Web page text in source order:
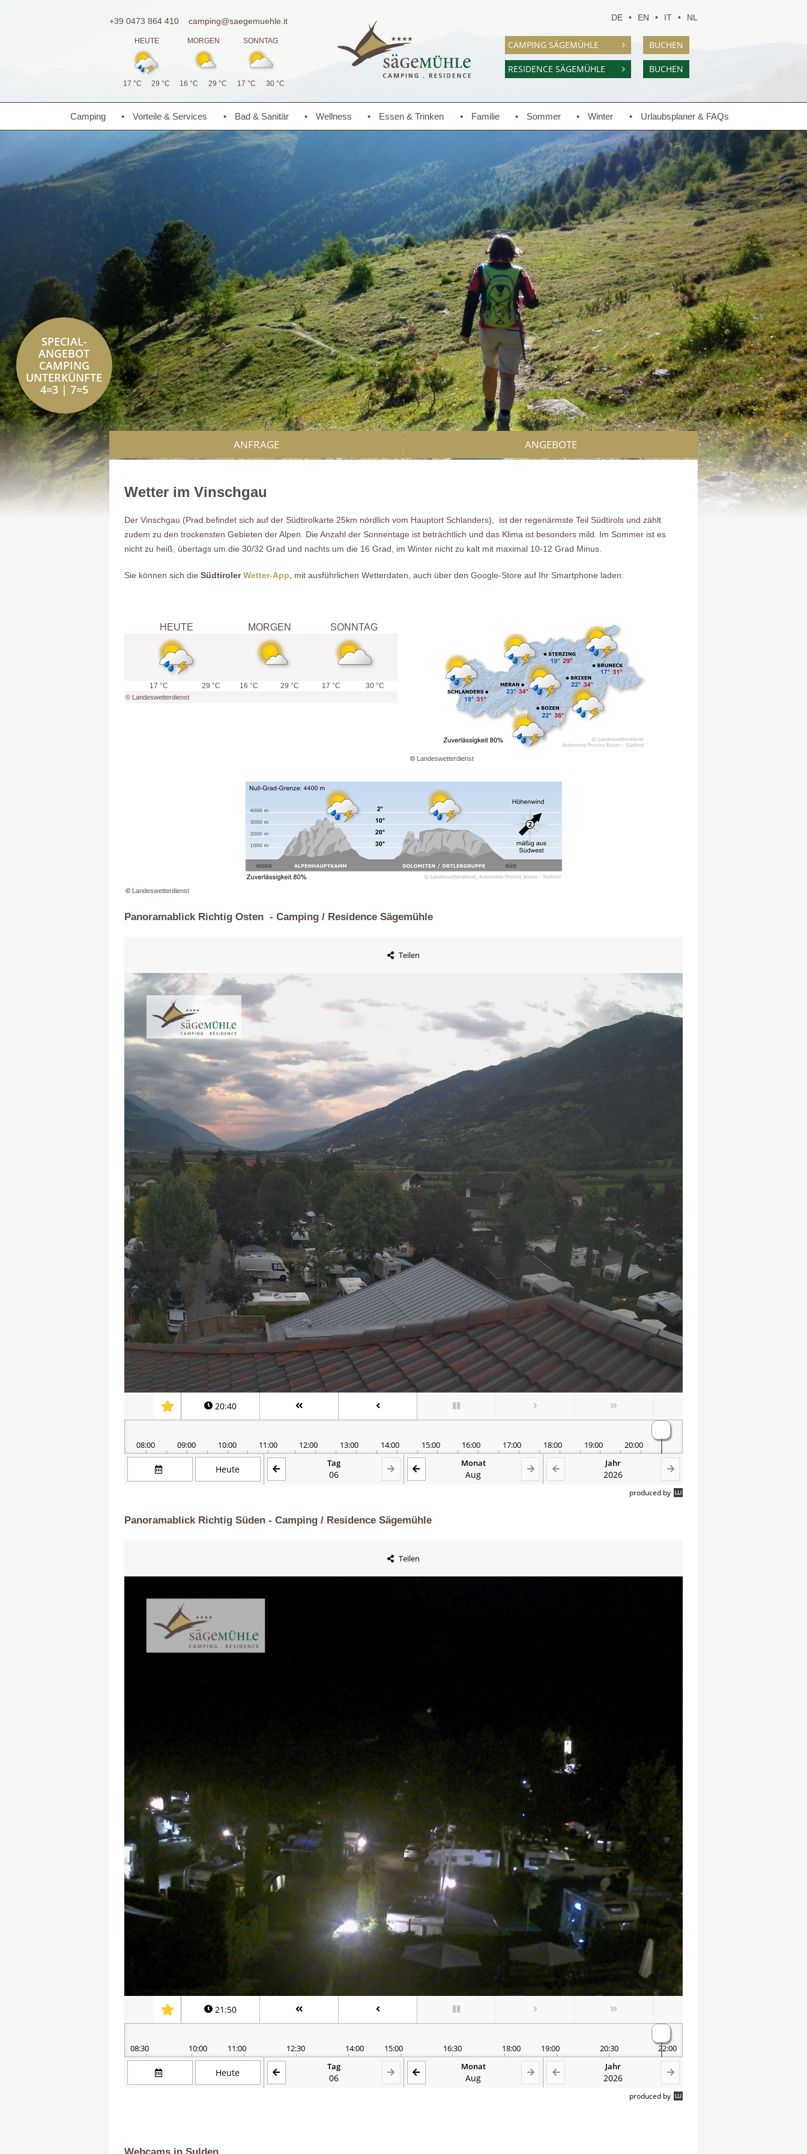
+39 0473 864 410 camping@saegemuehle.it
HEUTE MORGEN SONNTAG
17 °C 29 °C 16 °C 29 °C 17 °C 30 °C
DE EN IT NL
CAMPING SÄGEMÜHLE BUCHEN
RESIDENCE SÄGEMÜHLE BUCHEN
Camping Vorteile & Services Bad & Sanitär Wellness Essen & Trinken Familie Sommer Winter Urlaubsplaner & FAQs
SPECIAL-
ANGEBOT
CAMPING
UNTERKÜNFTE
4=3 | 7=5
ANFRAGE ANGEBOTE
Wetter im Vinschgau
Der Vinschgau (Prad befindet sich auf der Südtirolkarte 25km nördlich vom Hauptort Schlanders), ist der regenärmste Teil Südtirols und zählt
zudem zu den trockensten Gebieten der Alpen. Die Anzahl der Sonnentage ist beträchtlich und das Klima ist besonders mild. Im Sommer ist es
nicht zu heiß, übertags um die 30/32 Grad und nachts um die 16 Grad, im Winter nicht zu kalt mit maximal 10-12 Grad Minus.
Sie können sich die SüdtirolerWetter-App, mit ausführlichen Wetterdaten, auch über den Google-Store auf Ihr Smartphone laden.
HEUTE MORGEN SONNTAG
© Landeswetterdienst
17 °C 29 °C 16 °C 29 °C 17 °C 30 °C
© Landeswetterdienst
© Landeswetterdienst
Panoramablick Richtig Osten - Camping / Residence Sägemühle
Panoramablick Richtig Süden - Camping / Residence Sägemühle